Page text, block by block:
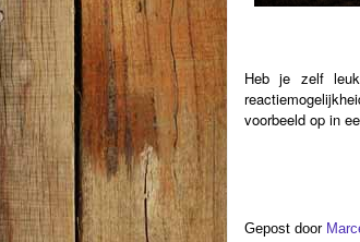
Heb je zelf
voorbeeld op in
Gepost door